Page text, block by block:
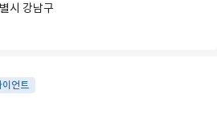
시 강남구
이언트